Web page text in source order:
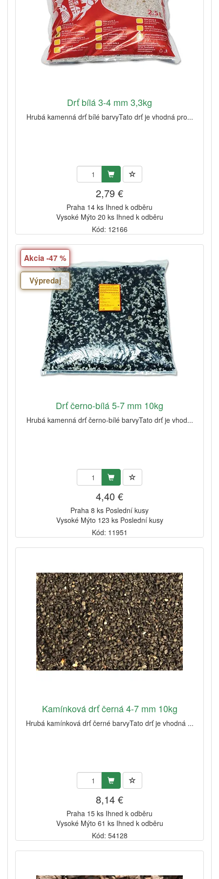
Drť bílá 3-4 mm 3,3kg
Hrubá kamenná drť bílé barvyTato drť je vhodná pro...
2,79 €
Praha 14 ks Ihned k odběru
Vysoké Mýto 20 ks Ihned k odběru
Kód: 12166
Akcia -47 %
Výpredaj
Drť černo-bílá 5-7 mm 10kg
Hrubá kamenná drť černo-bílé barvyTato drť je vhod...
4,40 €
Praha 8 ks Poslední kusy
Vysoké Mýto 123 ks Poslední kusy
Kód: 11951
Kamínková drť černá 4-7 mm 10kg
Hrubá kamínková drť černé barvyTato drť je vhodná ...
8,14 €
Praha 15 ks Ihned k odběru
Vysoké Mýto 61 ks Ihned k odběru
Kód: 54128